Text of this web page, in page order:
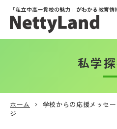
「私立中高一貫校の魅力」がわかる教育情
アカウン
メニュー
私学
ホーム 学校からの応援メッセ
ジ